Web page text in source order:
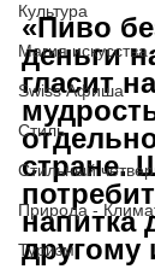
Культура
Магия искусства
Swiss Афиша
Стиль
Стильный
Природа -
Туризм
«Пиво
деньги
гласит
стране.
напитка
другому